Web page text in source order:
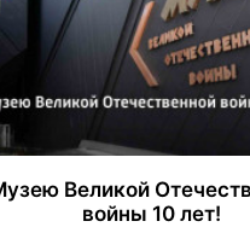
Великой
войны 10 лет!